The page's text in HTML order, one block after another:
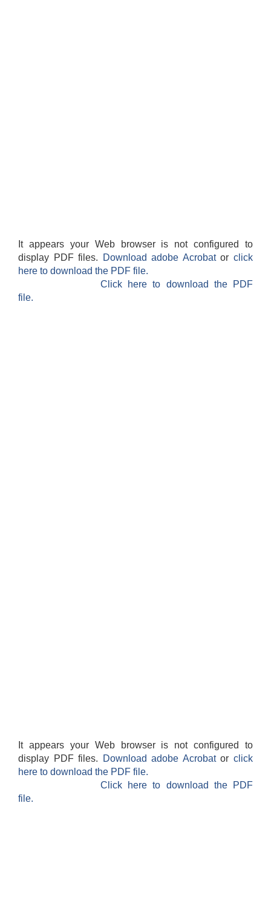
It appears your Web browser is not configured to
display PDF files.
Download adobe Acrobatorclick
here to download the PDF file.
Click here to download the PDF
file.
It appears your Web browser is not configured to
display PDF files.
Download adobe Acrobatorclick
here to download the PDF file.
Click here to download the PDF
file.